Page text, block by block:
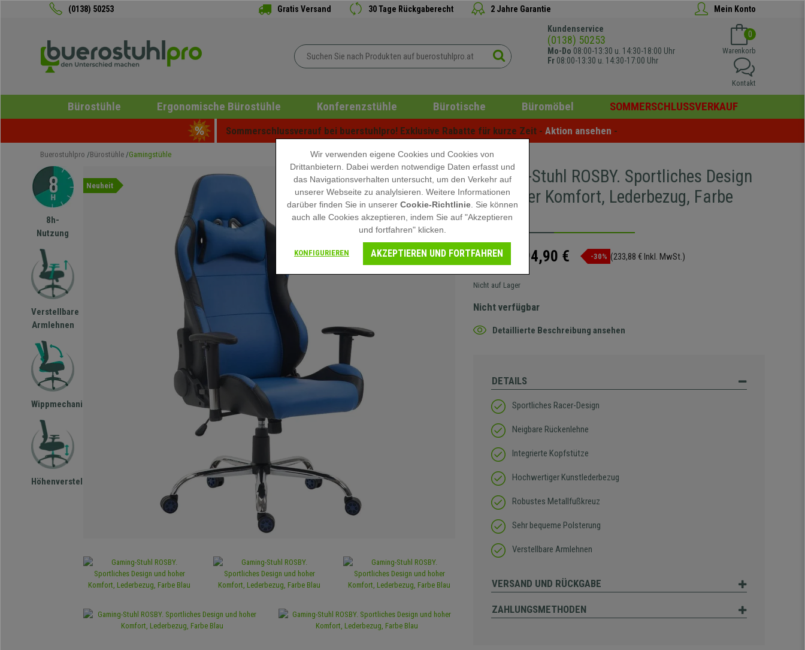
(0138) 50253 Gratis Versand 30 Tage Rückgaberecht 2 Jahre Garantie Mein Konto
Kundenservice
(0138) 50253
Mo-Do 08:00-13:30 u. 14:30-18:00 Uhr
Fr 08:00-13:30 u. 14:30-17:00 Uhr
0
Warenkorb
Kontakt
Bürostühle Ergonomische Bürostühle Konferenzstühle Bürotische Büromöbel SOMMERSCHLUSSVERKAUF
Sommerschlussverauf bei buerstuhlpro! Exklusive Rabatte für kurze Zeit - Aktion ansehen -
Buerostuhlpro Bürostühle Gamingstühle
8h-
Nutzung
Verstellbare
Armlehnen
Wippmechanismus
Höhenverstellbar
Neuheit
Gaming-Stuhl ROSBY. Sportliches Design
und hoher Komfort, Lederbezug, Farbe
Blau
279,90 € 194,90 € -30% (233,88 € Inkl. MwSt.)
Nicht auf Lager
Nicht verfügbar
Detaillierte Beschreibung ansehen
DETAILS
Sportliches Racer-Design
Neigbare Rückenlehne
Integrierte Kopfstütze
Hochwertiger Kunstlederbezug
Robustes Metallfußkreuz
Sehr bequeme Polsterung
Verstellbare Armlehnen
VERSAND UND RÜCKGABE
ZAHLUNGSMETHODEN
Wir verwenden eigene Cookies und Cookies von
Drittanbietern. Dabei werden notwendige Daten erfasst und
das Navigationsverhalten untersucht, um den Verkehr auf
unserer Webseite zu analylsieren. Weitere Informationen
darüber finden Sie in unserer Cookie-Richtlinie. Sie können
auch alle Cookies akzeptieren, indem Sie auf "Akzeptieren
und fortfahren" klicken.
KONFIGURIEREN AKZEPTIEREN UND FORTFAHREN